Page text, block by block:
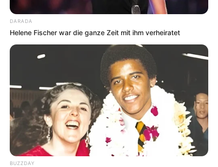
DARADA
Helene Fischer war die ganze Zeit mit ihm verheiratet
BUZZDAY